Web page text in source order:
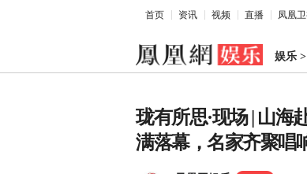
首页 资讯 视频 直播 凤凰
娱乐 >
珑有所思·现场 | 山海
满落幕，名家齐聚唱